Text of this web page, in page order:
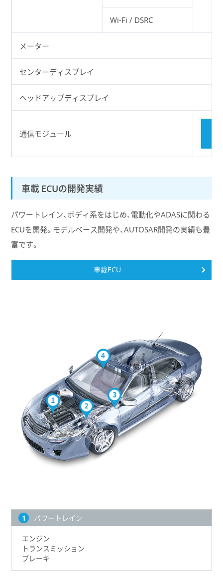
Wi-Fi / DSRC
メーター
センターディスプレイ
ヘッドアップディスプレイ
通信モジュール
車載 ECUの開発実績
パワートレイン、ボディ系をはじめ、電動化やADASに関わる
ECUを開発。モデルベース開発や、AUTOSAR開発の実績も豊
富です。
車載ECU
パワートレイン
エンジン
トランスミッション
ブレーキ